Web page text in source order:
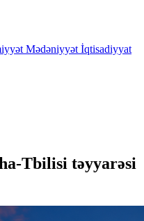
Mədəniyyət İqtisadiyyat
Tbilisi təyyarəsi